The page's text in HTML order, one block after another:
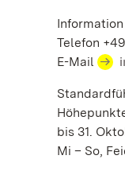
Telefon
E-Mail
bis 31.
Mi – So,